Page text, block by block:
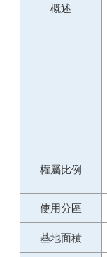
概述
權屬比例
使用分區
基地面積